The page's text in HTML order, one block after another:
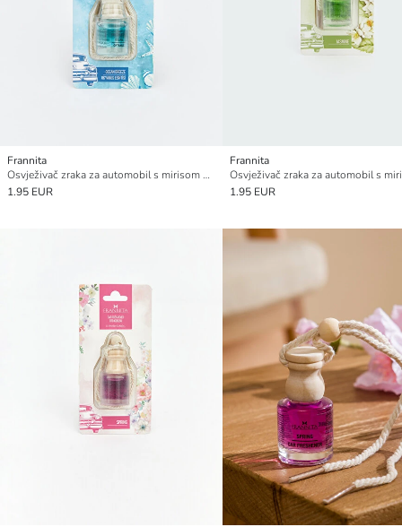
Frannita
Osvježivač zraka za automobil s mirisom oceana 8 ml
1.95 EUR
Frannita
1.95 EUR